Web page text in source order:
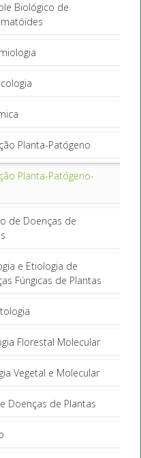
Biológico de
Planta-Patógeno
Planta-Patógeno-
de Doenças de
e Etiologia de
Fúngicas de Plantas
Florestal Molecular
Vegetal e Molecular
Doenças de Plantas